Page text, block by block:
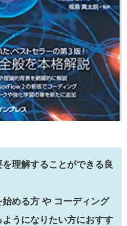
を理解することができる良
始める方 や コーディング
うになりたい方におすす